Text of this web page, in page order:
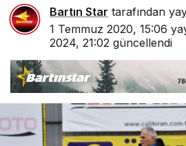
Bartın Star tarafından
1 Temmuz 2020, 15:06
2024, 21:02 güncellendi